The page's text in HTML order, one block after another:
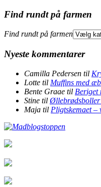
Find rundt på farmen
Find rundt på farmen
Nyeste kommentarer
Camilla Pedersen til
Lotte til Muffins med
Bente Graae til Beriget
Stine til Øllebrødsboller
Maja til Pligtskemaet –